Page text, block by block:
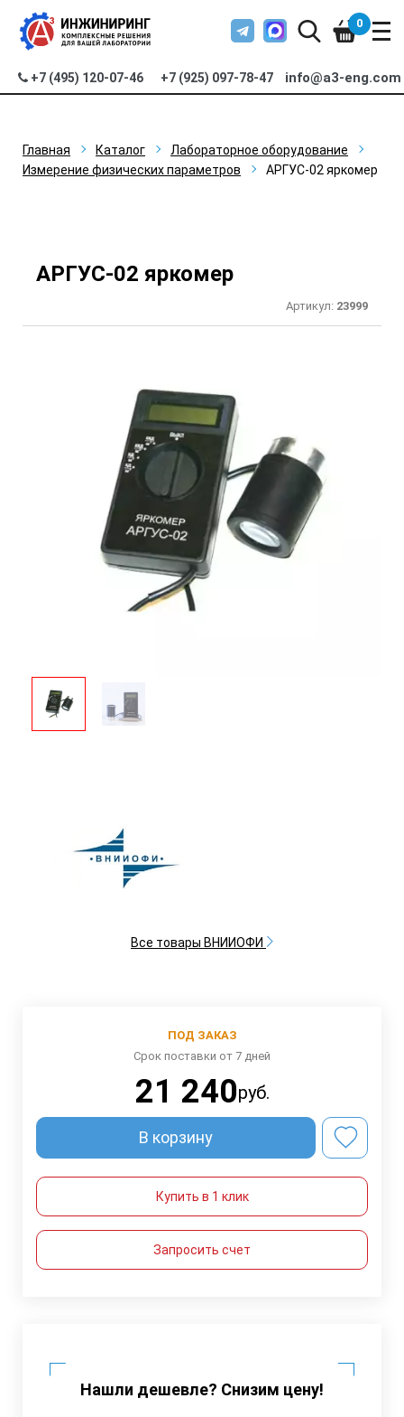
+7 (495) 120-07-46 +7 (925) 097-78-47 info@a3-eng.com
0
Главная Каталог
Лабораторное оборудование
Измерение физических параметров
АРГУС-02 яркомер
АРГУС-02 яркомер
Артикул: 23999
Все товары ВНИИОФИ
ПОД ЗАКАЗ
Срок поставки от 7 дней
21 240руб.
В корзину
Купить в 1 клик
Запросить счет
Нашли дешевле? Снизим цену!